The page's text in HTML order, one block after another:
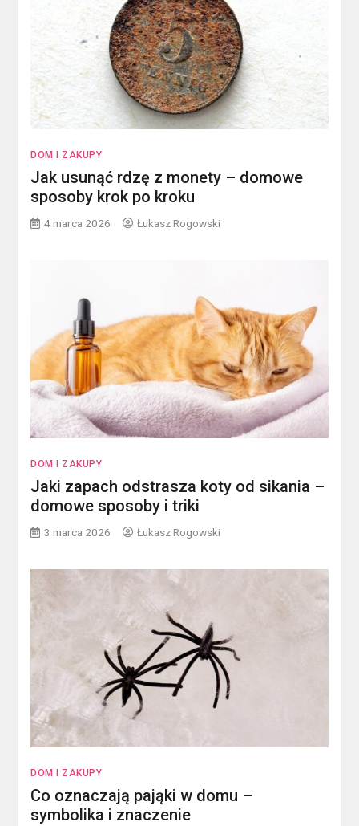
DOM I ZAKUPY
Jak usunąć rdzę z monety – domowe
sposoby krok po kroku
4 marca 2026 Łukasz Rogowski
DOM I ZAKUPY
Jaki zapach odstrasza koty od sikania –
domowe sposoby i triki
3 marca 2026 Łukasz Rogowski
DOM I ZAKUPY
Co oznaczają pająki w domu –
symbolika i znaczenie